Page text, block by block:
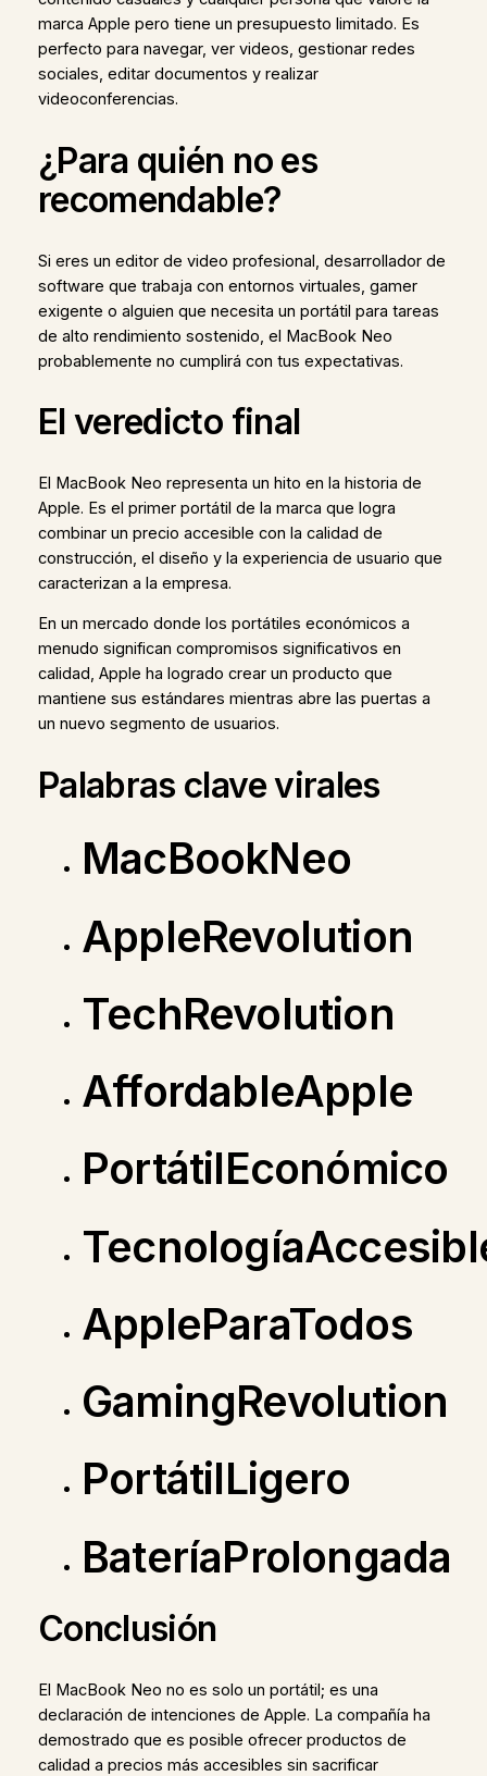
marca Apple pero tiene un presupuesto limitado. Es
perfecto para navegar, ver videos, gestionar redes
sociales, editar documentos y realizar
videoconferencias.
¿Para quién no es
recomendable?
Si eres un editor de video profesional, desarrollador de
software que trabaja con entornos virtuales, gamer
exigente o alguien que necesita un portátil para tareas
de alto rendimiento sostenido, el MacBook Neo
probablemente no cumplirá con tus expectativas.
El veredicto final
El MacBook Neo representa un hito en la historia de
Apple. Es el primer portátil de la marca que logra
combinar un precio accesible con la calidad de
construcción, el diseño y la experiencia de usuario que
caracterizan a la empresa.
En un mercado donde los portátiles económicos a
menudo significan compromisos significativos en
calidad, Apple ha logrado crear un producto que
mantiene sus estándares mientras abre las puertas a
un nuevo segmento de usuarios.
Palabras clave virales
MacBookNeo
AppleRevolution
TechRevolution
AffordableApple
PortátilEconómico
AppleParaTodos
GamingRevolution
PortátilLigero
BateríaProlongada
Conclusión
El MacBook Neo no es solo un portátil; es una
declaración de intenciones de Apple. La compañía ha
demostrado que es posible ofrecer productos de
calidad a precios más accesibles sin sacrificar